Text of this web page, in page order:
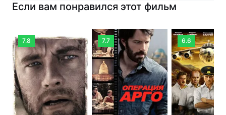
Если вам понравился этот фильм
7.8 7.7 6.6